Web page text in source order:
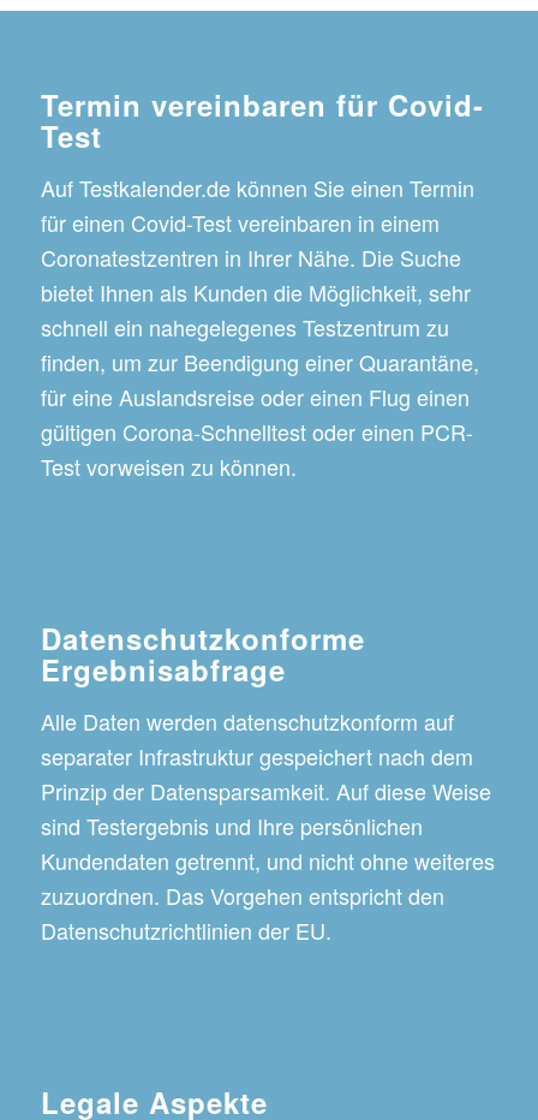
Termin vereinbaren für Covid-
Test
Auf Testkalender.de können Sie einen Termin
für einen Covid-Test vereinbaren in einem
Coronatestzentren in Ihrer Nähe. Die Suche
bietet Ihnen als Kunden die Möglichkeit, sehr
schnell ein nahegelegenes Testzentrum zu
finden, um zur Beendigung einer Quarantäne,
für eine Auslandsreise oder einen Flug einen
gültigen Corona-Schnelltest oder einen PCR-
Test vorweisen zu können.
Datenschutzkonforme
Ergebnisabfrage
Alle Daten werden datenschutzkonform auf
separater Infrastruktur gespeichert nach dem
Prinzip der Datensparsamkeit. Auf diese Weise
sind Testergebnis und Ihre persönlichen
Kundendaten getrennt, und nicht ohne weiteres
zuzuordnen. Das Vorgehen entspricht den
Datenschutzrichtlinien der EU.
Legale Aspekte